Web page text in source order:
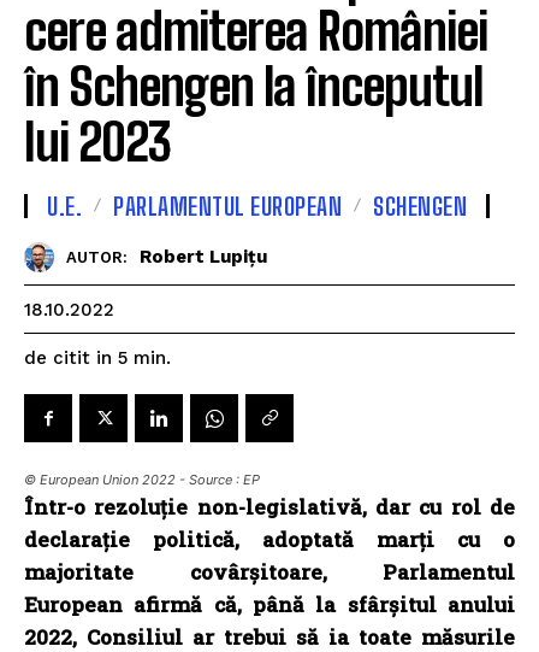
cere admiterea României
în Schengen la începutul
lui 2023
U.E. PARLAMENTUL EUROPEAN SCHENGEN
AUTOR: Robert Lupițu
18.10.2022
de citit in 5 min.
© European Union 2022 - Source : EP
Într-o rezoluție non-legislativă, dar cu rol de
declarație politică, adoptată marți cu o
majoritate covârșitoare, Parlamentul
European afirmă că, până la sfârșitul anului
2022, Consiliul ar trebui să ia toate măsurile